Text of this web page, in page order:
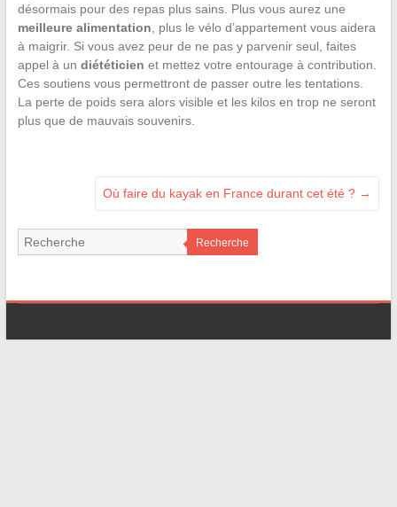
désormais pour des repas plus sains. Plus vous aurez une
meilleure alimentation , plus le vélo d’appartement vous aidera
à maigrir. Si vous avez peur de ne pas y parvenir seul, faites
appel à un diététicien et mettez votre entourage à contribution.
Ces soutiens vous permettront de passer outre les tentations.
La perte de poids sera alors visible et les kilos en trop ne seront
plus que de mauvais souvenirs.
Où faire du kayak en France durant cet été ? →
Recherche